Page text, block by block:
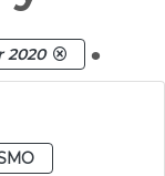
2020 .